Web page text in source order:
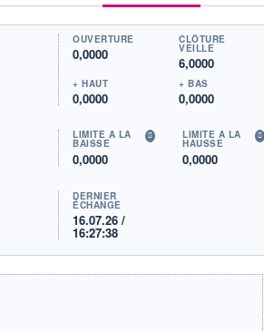
OUVERTURE
0,0000
CLÔTURE
VEILLE
6,0000
+ HAUT
0,0000
+ BAS
0,0000
LIMITE À LA
BAISSE
0,0000
LIMITE À LA
HAUSSE
0,0000
DERNIER
ÉCHANGE
16.07.26 /
16:27:38